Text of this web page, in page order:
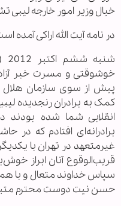
خیال وزیر امور خارجه لیبی
در نامه آیت الله اراکی آمده
خوشوقتی و مسرت خبر
پیش از سوی سازمان هلال
کمک به برادران رنجدیده
انقلابی شما شده بودند
برادرانه‌ای افتادم که
غیرمتعهد در تهران با
قریب‌الوقوع آنان ابراز
سپاس خداوند متعال و با
حسن نیت دوست محترم